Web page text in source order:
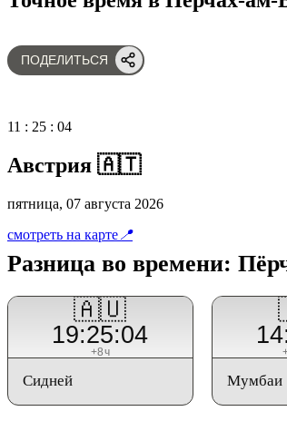
ПОДЕЛИТЬСЯ
11 : 25 : 04
Австрия 🇦🇹
пятница, 07 августа 2026
смотреть на карте 📍
Разница во времени:
🇦🇺
19:25:04
+8ч
Сидней Мумбаи